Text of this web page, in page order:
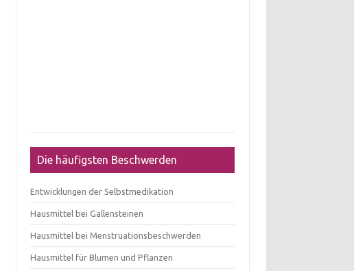
Die häufigsten Beschwerden
Entwicklungen der Selbstmedikation
Hausmittel bei Gallensteinen
Hausmittel bei Menstruationsbeschwerden
Hausmittel für Blumen und Pflanzen